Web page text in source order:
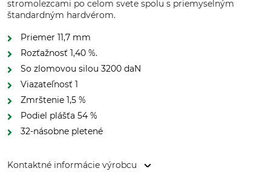
stromolezcami po celom svete spolu s priemyselným
štandardným hardvérom.
Priemer 11,7 mm
Rozťažnosť 1,40 %.
So zlomovou silou 3200 daN
Viazateľnosť 1
Zmrštenie 1,5 %
Podiel plášťa 54 %
32-násobne pletené
Kontaktné informácie výrobcu